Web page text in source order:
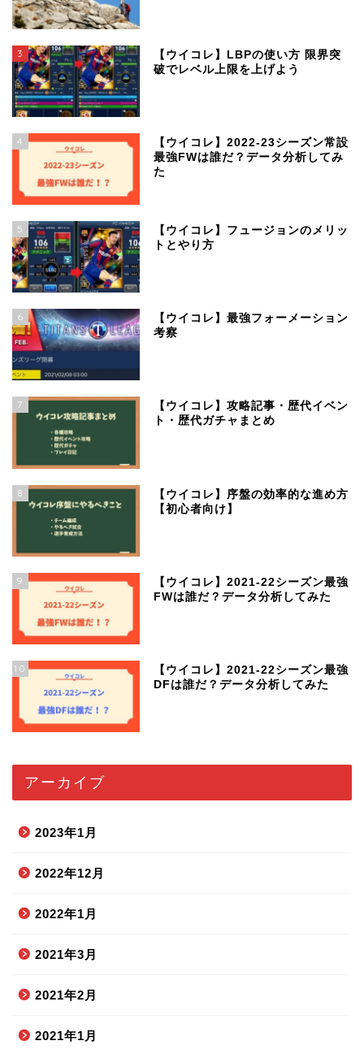
3
【ウイコレ】LBPの使い方 限界突
破でレベル上限を上げよう
4
【ウイコレ】2022-23シーズン常設
最強FWは誰だ？データ分析してみ
た
5
【ウイコレ】フュージョンのメリッ
トとやり方
6
【ウイコレ】最強フォーメーション
考察
7
【ウイコレ】攻略記事・歴代イベン
ト・歴代ガチャまとめ
8
【ウイコレ】序盤の効率的な進め方
【初心者向け】
9
【ウイコレ】2021-22シーズン最強
FWは誰だ？データ分析してみた
10
【ウイコレ】2021-22シーズン最強
DFは誰だ？データ分析してみた
アーカイブ
2023年1月
2022年12月
2022年1月
2021年3月
2021年2月
2021年1月